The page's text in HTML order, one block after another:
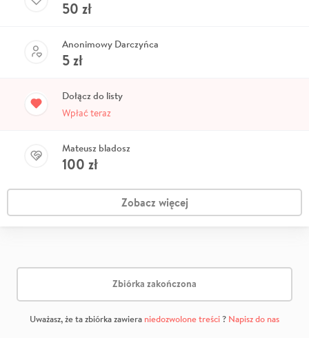
50 zł
Anonimowy Darczyńca
5zł
Dołącz do listy
Wpłać teraz
Mateusz bladosz
100 zł
Zobacz więcej
Zbiórka zakończona
Uważasz, że ta zbiórka zawiera niedozwolone treści? Napisz do nas